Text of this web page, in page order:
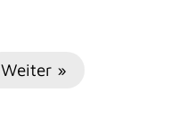
Weiter »